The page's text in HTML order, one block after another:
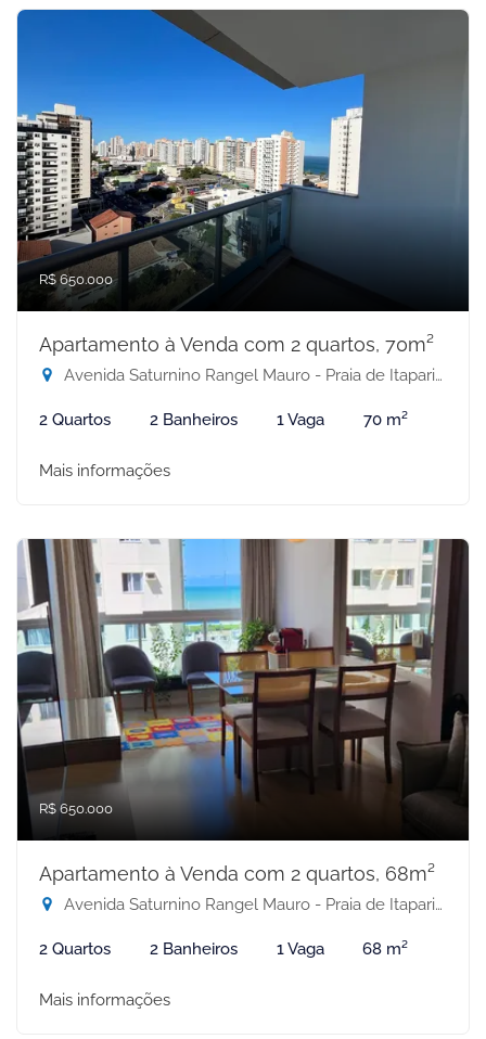
R$ 650.000
Apartamento à Venda com 2 quartos, 70m²
Avenida Saturnino Rangel Mauro - Praia de Itaparica, Vila Velha-ES
2 Quartos 2 Banheiros 1 Vaga 70 m²
Mais informações
R$ 650.000
Apartamento à Venda com 2 quartos, 68m²
Avenida Saturnino Rangel Mauro - Praia de Itaparica, Vila Velha-ES
2 Quartos 2 Banheiros 1 Vaga 68 m²
Mais informações